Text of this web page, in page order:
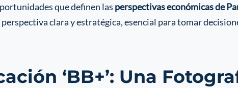
que definen las perspectivas económicas de
clara y estratégica, esencial para tomar
‘BB+’: Una